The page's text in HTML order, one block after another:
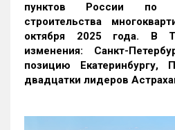
пунктов России по
строительства
октября 2025 года. В
изменения: Санкт-
позицию Екатеринбургу,
двадцатки лидеров